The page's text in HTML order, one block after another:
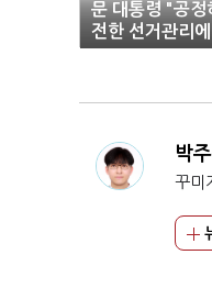
문 대통령 "공정
전한 선거관리
기해달라"
박
꾸미